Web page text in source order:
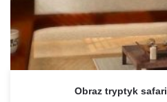
Obraz tryptyk safari